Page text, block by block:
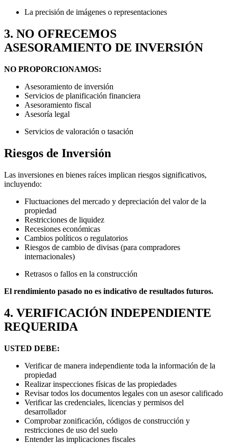
La precisión de imágenes o representaciones
3. NO OFRECEMOS
ASESORAMIENTO DE INVERSIÓN
NO PROPORCIONAMOS:
Asesoramiento de inversión
Servicios de planificación financiera
Asesoramiento fiscal
Asesoría legal
Servicios de valoración o tasación
Riesgos de Inversión
Las inversiones en bienes raíces implican riesgos significativos,
incluyendo:
Fluctuaciones del mercado y depreciación del valor de la
propiedad
Restricciones de liquidez
Recesiones económicas
Cambios políticos o regulatorios
Riesgos de cambio de divisas (para compradores
internacionales)
Retrasos o fallos en la construcción
El rendimiento pasado no es indicativo de resultados futuros.
4. VERIFICACIÓN INDEPENDIENTE
REQUERIDA
USTED DEBE:
Verificar de manera independiente toda la información de la
propiedad
Realizar inspecciones físicas de las propiedades
Revisar todos los documentos legales con un asesor calificado
Verificar las credenciales, licencias y permisos del
desarrollador
Comprobar zonificación, códigos de construcción y
restricciones de uso del suelo
Entender las implicaciones fiscales